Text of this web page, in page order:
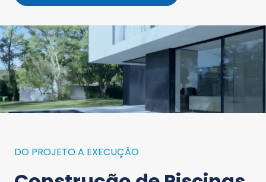
DO PROJETO A EXECUÇÃO